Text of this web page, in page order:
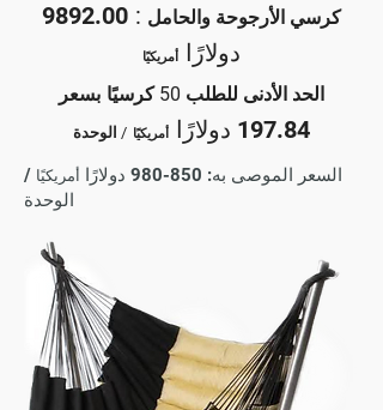
كرسي الأرجوحة والحامل :
9892.00
دولارًا
أمريكيًا
الحد الأدنى للطلب 50 كرسيًا بسعر
197.84 دولارًا أمريكيًا / الوحدة
السعر الموصى به: 850-980 دولارًا أمريكيًا /
الوحدة